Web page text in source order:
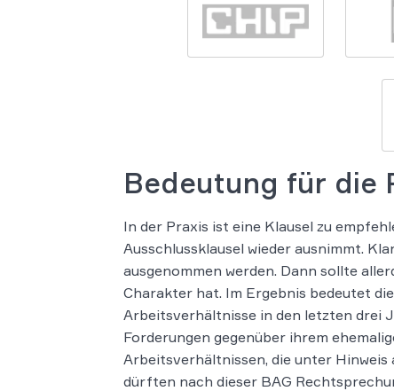
Bedeutung für die
In der Praxis ist eine Klausel zu
Ausschlussklausel wieder ausnimmt.
ausgenommen werden. Dann sollte
Charakter hat. Im Ergebnis bedeutet
Arbeitsverhältnisse in den letzten drei
Forderungen gegenüber ihrem
Arbeitsverhältnissen, die unter
dürften nach dieser BAG